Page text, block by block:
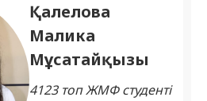
Қалелова
Малика
Мұсатайқызы
4123 топ ЖМФ студенті